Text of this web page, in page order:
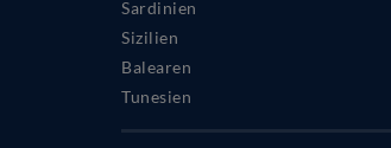
Sardinien
Sizilien
Balearen
Tunesien